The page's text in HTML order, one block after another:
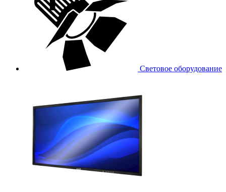
Световое оборудование